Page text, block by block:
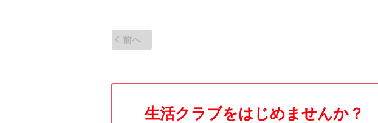
前へ
生活クラブをはじめませんか？